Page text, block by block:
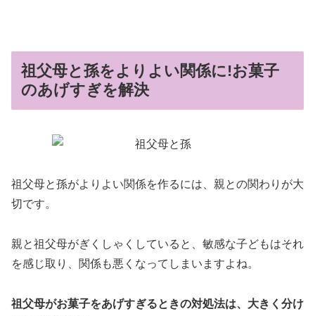
祖父母と孫をよりよい関係に!お菓子
のあげすぎを解決
祖父母と孫がよりよい関係を作るには、親との関わりが大
切です。
親と祖父母がぎくしゃくしていると、敏感な子どもはそれ
を感じ取り、関係も悪くなってしまいますよね。
祖父母がお菓子をあげすぎるときの対処法は、大きく分け